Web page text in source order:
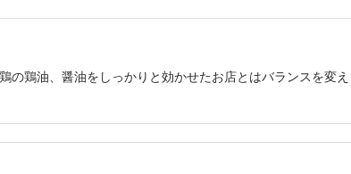
の鶏油、醤油をしっかりと効かせたお店とはバランスを変え